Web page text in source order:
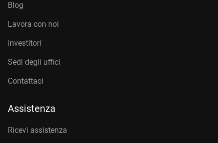
Blog
Lavora con noi
Investitori
Sedi degli uffici
Contattaci
Assistenza
Ricevi assistenza